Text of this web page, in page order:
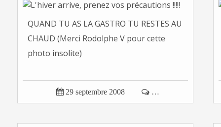
QUAND TU AS LA GASTRO TU RESTES AU
CHAUD (Merci Rodolphe V pour cette
photo insolite)
 29 septembre 2008  …